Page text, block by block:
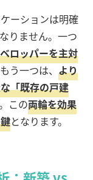
ーションは明確
りません。一つ
ロッパーを主対
う一つは、 より
「既存の戸建
この両輪を効果
となります。